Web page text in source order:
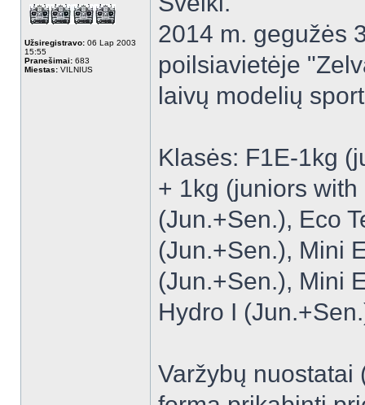
Užsiregistravo: 06 Lap 2003
15:55
Pranešimai: 683
Miestas: VILNIUS
2014 m. gegužės
poilsiavietėje
laivų modelių
Klasės: F1E-1kg
+ 1kg (juniors
(Jun.+Sen.), Eco
(Jun.+Sen.), Mini
(Jun.+Sen.), Mini
Hydro I
Varžybų nuostatai